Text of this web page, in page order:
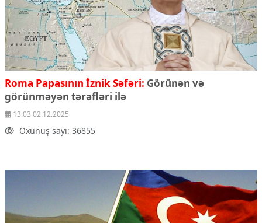
Roma Papasının İznik Səfəri: Görünən və
görünməyən tərəfləri ilə
13:03 02.12.2025
Oxunuş sayı: 36855